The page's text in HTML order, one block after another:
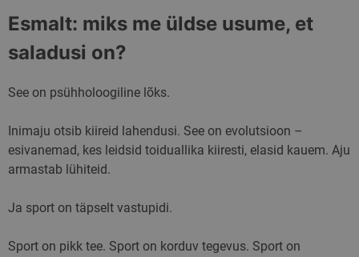
Esmalt: miks me üldse usume, et
saladusi on?
See on psühholoogiline lõks.
Inimaju otsib kiireid lahendusi. See on evolutsioon –
esivanemad, kes leidsid toiduallika kiiresti, elasid kauem. Aju
armastab lühiteid.
Ja sport on täpselt vastupidi.
Sport on pikk tee. Sport on korduv tegevus. Sport on